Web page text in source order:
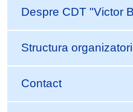
Despre CDT "Victor
Structura
Contact